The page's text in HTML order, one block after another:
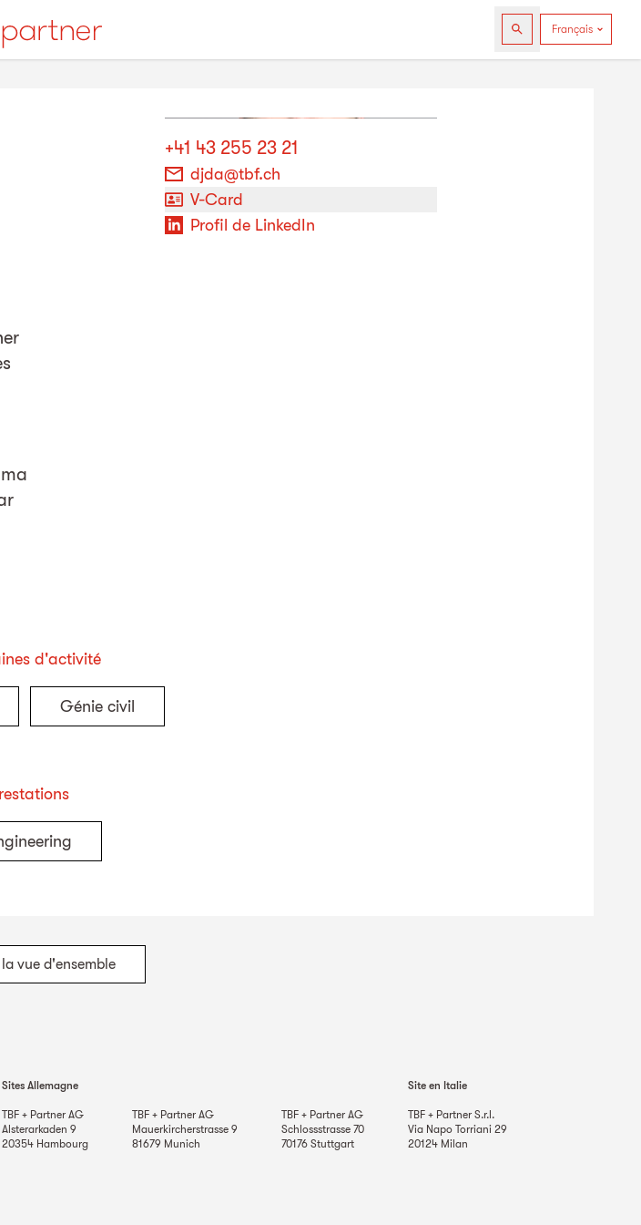
+41 43 255 23 21
djda@tbf.ch
V-Card
Profil de LinkedIn
d'activité
Génie civil
vue d'ensemble
Sites Allemagne
TBF + Partner AG
Alsterarkaden 9
20354 Hambourg
TBF + Partner AG
Mauerkircherstrasse 9
81679 Munich
TBF + Partner AG
Schlossstrasse 70
70176 Stuttgart
Site en Italie
TBF + Partner S.r.l.
Via Napo Torriani 29
20124 Milan